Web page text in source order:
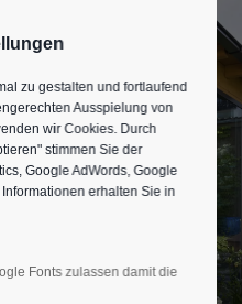
zu gestalten und fortlaufend
Ausspielung von
wir Cookies. Durch
stimmen Sie der
Google AdWords, Google
erhalten Sie in
Fonts zulassen damit die